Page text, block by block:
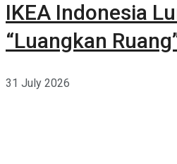
IKEA Indonesia
“Luangkan
31 July 2026